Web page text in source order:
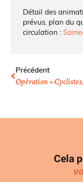
Détail des
prévus, plan du
circulation :
Précédent
Cela